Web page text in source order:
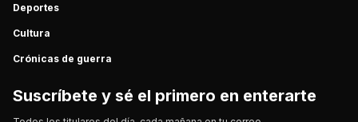
Deportes
Cultura
Crónicas de guerra
Suscríbete y sé el primero en enterarte